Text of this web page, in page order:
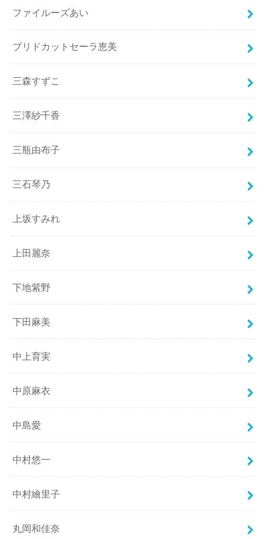
ファイルーズあい
ブリドカットセーラ恵美
三森すずこ
三澤紗千香
三瓶由布子
三石琴乃
上坂すみれ
上田麗奈
下地紫野
下田麻美
中上育実
中原麻衣
中島愛
中村悠一
中村繪里子
丸岡和佳奈